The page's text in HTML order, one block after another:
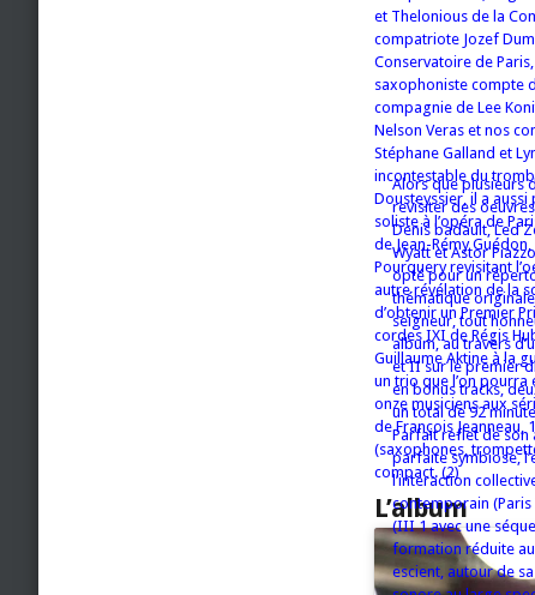
et Thelonious de la
compatriote Jozef
Conservatoire de
saxophoniste compte
compagnie de Lee
Nelson Veras et nos
Stéphane Galland et
incontestable du
Dousteyssier, il a aussi
soliste à l’opéra de
de Jean-Rémy
Pourquery revisitant
autre révélation de la
d’obtenir un Premier
cordes IXI de Régis
Guillaume Aktine à la
un trio que l’on pourra
onze musiciens aux
de François Jeanneau,
(saxophones,
compact. (2)
L’album
Alors que plusieurs
revisiter des
Denis badault, Led
Wyatt et Astor
opté pour un
thématique
seigneur, tout
album, au travers
et II sur le premier
en bonus tracks,
un total de 92
Parfait reflet de son
parfaite symbiose,
l’interaction
contemporain
(III 1 avec une
formation réduite
escient, autour de